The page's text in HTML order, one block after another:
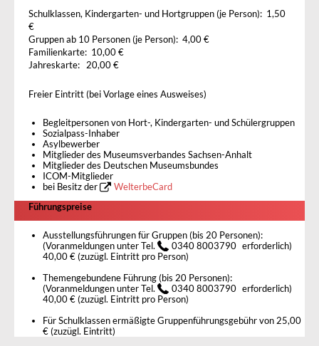
Schulklassen, Kindergarten- und Hortgruppen (je Person): 1,50
€
Gruppen ab 10 Personen (je Person): 4,00 €
Familienkarte: 10,00 €
Jahreskarte: 20,00 €
Freier Eintritt (bei Vorlage eines Ausweises)
Begleitpersonen von Hort-, Kindergarten- und Schülergruppen
Sozialpass-Inhaber
Asylbewerber
Mitglieder des Museumsverbandes Sachsen-Anhalt
Mitglieder des Deutschen Museumsbundes
ICOM-Mitglieder
bei Besitz der
WelterbeCard
Führungspreise
Ausstellungsführungen für Gruppen (bis 20 Personen):
(Voranmeldungen unter Tel.
0340 8003790 erforderlich)
40,00 € (zuzügl. Eintritt pro Person)
Themengebundene Führung (bis 20 Personen):
(Voranmeldungen unter Tel.
0340 8003790 erforderlich)
40,00 € (zuzügl. Eintritt pro Person)
Für Schulklassen ermäßigte Gruppenführungsgebühr von 25,00
€ (zuzügl. Eintritt)